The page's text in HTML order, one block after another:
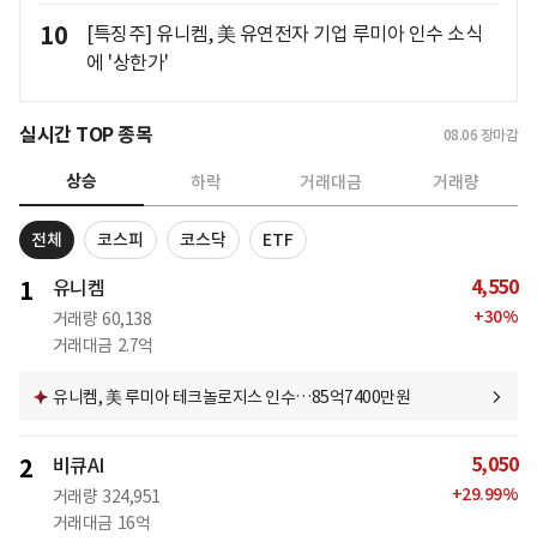
10
[특징주] 유니켐, 美 유연전자 기업 루미아 인수 소식
에 '상한가'
실시간 TOP 종목 08.06 장마감
상승 하락 거래대금 거래량
전체 코스피 코스닥 ETF
1 유니켐
거래량 60,138
거래대금 2.7억
4,550
+30%
유니켐, 美 루미아 테크놀로지스 인수…85억7400만원
2 비큐AI
거래량 324,951
거래대금 16억
5,050
+29.99%